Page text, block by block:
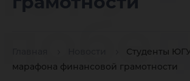
Студенты
марафона финансовой грамотности